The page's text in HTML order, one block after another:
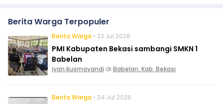
Berita Warga Terpopuler
Berita Warga • 23 Jul 2026
PMI Kabupaten Bekasi sambangi SMKN 1
Babelan
ivan kusmayandi di Babelan, Kab. Bekasi
Berita Warga • 24 Jul 2026